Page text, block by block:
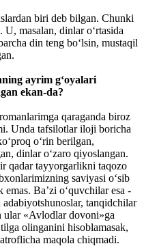
biri deb bilgan. Chunki
masalan, dinlar o‘rtasida
din teng bo‘lsin, mustaqil
ayrim g‘oyalari
ekan-da?
qaraganda biroz
Unda tafsilotlar iloji boricha
o‘rin berilgan,
dinlar o‘zaro qiyoslangan.
qadar tayyorgarlikni taqozo
saviyasi o‘sib
Ba’zi o‘quvchilar esa -
tanqidchilar
ular «Avlodlar dovoni»ga
olinganini hisoblamasak,
maqola chiqmadi.